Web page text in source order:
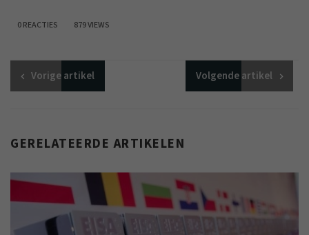
0 REACTIES 879 VIEWS
Vorigeartikel Volgendeartikel
GERELATEERDE ARTIKELEN